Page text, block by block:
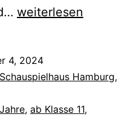
Bernarda
weiterlesen
4, 2024
Hamburg,
, ab Klasse 11,